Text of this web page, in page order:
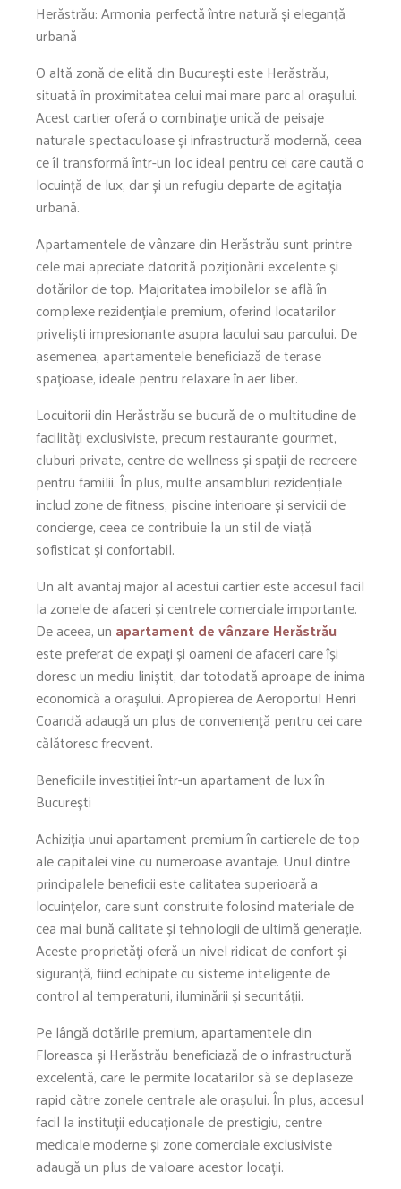
Herăstrău: Armonia perfectă între natură și eleganță
urbană
O altă zonă de elită din București este Herăstrău,
situată în proximitatea celui mai mare parc al orașului.
Acest cartier oferă o combinație unică de peisaje
naturale spectaculoase și infrastructură modernă, ceea
ce îl transformă într-un loc ideal pentru cei care caută o
locuință de lux, dar și un refugiu departe de agitația
urbană.
Apartamentele de vânzare din Herăstrău sunt printre
cele mai apreciate datorită poziționării excelente și
dotărilor de top. Majoritatea imobilelor se află în
complexe rezidențiale premium, oferind locatarilor
priveliști impresionante asupra lacului sau parcului. De
asemenea, apartamentele beneficiază de terase
spațioase, ideale pentru relaxare în aer liber.
Locuitorii din Herăstrău se bucură de o multitudine de
facilități exclusiviste, precum restaurante gourmet,
cluburi private, centre de wellness și spații de recreere
pentru familii. În plus, multe ansambluri rezidențiale
includ zone de fitness, piscine interioare și servicii de
concierge, ceea ce contribuie la un stil de viață
sofisticat și confortabil.
Un alt avantaj major al acestui cartier este accesul facil
la zonele de afaceri și centrele comerciale importante.
De aceea, un apartament de vânzare Herăstrău
este preferat de expați și oameni de afaceri care își
doresc un mediu liniștit, dar totodată aproape de inima
economică a orașului. Apropierea de Aeroportul Henri
Coandă adaugă un plus de conveniență pentru cei care
călătoresc frecvent.
Beneficiile investiției într-un apartament de lux în
București
Achiziția unui apartament premium în cartierele de top
ale capitalei vine cu numeroase avantaje. Unul dintre
principalele beneficii este calitatea superioară a
locuințelor, care sunt construite folosind materiale de
cea mai bună calitate și tehnologii de ultimă generație.
Aceste proprietăți oferă un nivel ridicat de confort și
siguranță, fiind echipate cu sisteme inteligente de
control al temperaturii, iluminării și securității.
Pe lângă dotările premium, apartamentele din
Floreasca și Herăstrău beneficiază de o infrastructură
excelentă, care le permite locatarilor să se deplaseze
rapid către zonele centrale ale orașului. În plus, accesul
facil la instituții educaționale de prestigiu, centre
medicale moderne și zone comerciale exclusiviste
adaugă un plus de valoare acestor locații.